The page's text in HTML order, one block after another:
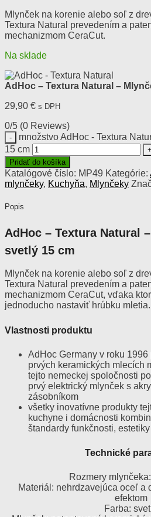
Mlynček na korenie alebo soľ z
Textura Natural prevedením a
mechanizmom CeraCut.
Na sklade
AdHoc – Textura Natural –
29,90 € s DPH
0/5 (0 Reviews)
množstvo AdHoc - Textura
15 cm
Pridať do košíka
Katalógové číslo: MP49 Kategórie:
mlynčeky, Kuchyňa, Mlynčeky
Popis
AdHoc – Textura Natural
svetlý 15 cm
Mlynček na korenie alebo soľ z
Textura Natural prevedením a
mechanizmom CeraCut, vďaka
jednoducho nastaviť hrúbku mletia.
Vlastnosti produktu
AdHoc Germany v roku
prvých keramických mlecích
tejto nemeckej spoločnosti
prvý elektrický mlynček s
zásobníkom
všetky inovatívne produkty
kuchyne i domácnosti
štandardy funkčnosti,
Technické
Rozmery
Materiál: nehrdzavejúca oceľ a
efektom
Farba: